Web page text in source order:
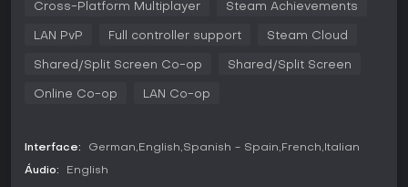
adversários, a tommy gun para rajadas rápidas e a sawed-
exóticas surgem, como a boneca vodu para amaldiçoar
alvos distantes ou o life leech para sugar a vitalidade dos
inimigos. O combate exige reflexos ágeis, pois grupos de
cultistas e criaturas podem te dominar em segundos -
As mecânicas focam no gerenciamento de recursos, com
munição e itens de saúde limitados espalhados pelos
Cross-Platform Multiplayer Steam Achievements
LAN PvP Full controller support Steam Cloud
Shared/Split Screen Co-op Shared/Split Screen
Online Co-op LAN Co-op
Interface: German English Spanish - Spain French Italian
Áudio: English